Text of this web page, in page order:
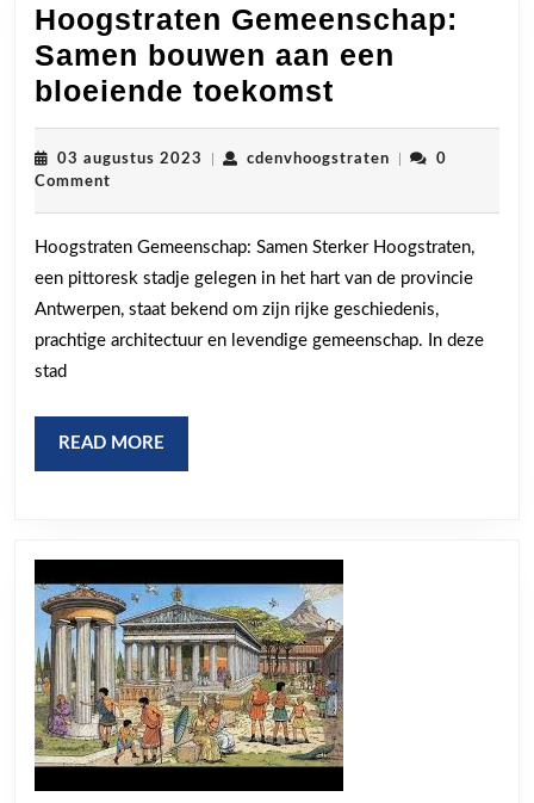
Hoogstraten Gemeenschap:
Samen bouwen aan een
bloeiende toekomst
Samen
aan
een
bloeiende
toekomst
03 augustus 2023 03
cdenvhoogstratencdenvhoogstraten
0
Comment
Hoogstraten Gemeenschap: Samen Sterker Hoogstraten,
een pittoresk stadje gelegen in het hart van de provincie
Antwerpen, staat bekend om zijn rijke geschiedenis,
prachtige architectuur en levendige gemeenschap. In deze
stad
READ MORE
MORE